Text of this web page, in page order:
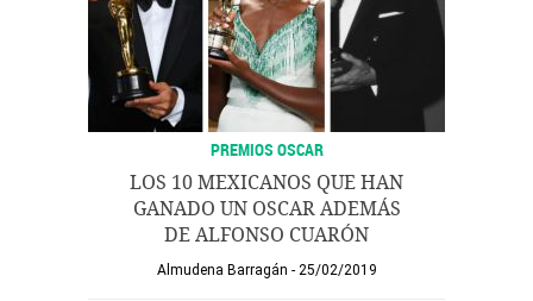
PREMIOS OSCAR
LOS 10 MEXICANOS QUE HAN
GANADO UN OSCAR ADEMÁS
DE ALFONSO CUARÓN
Almudena Barragán 25/02/2019